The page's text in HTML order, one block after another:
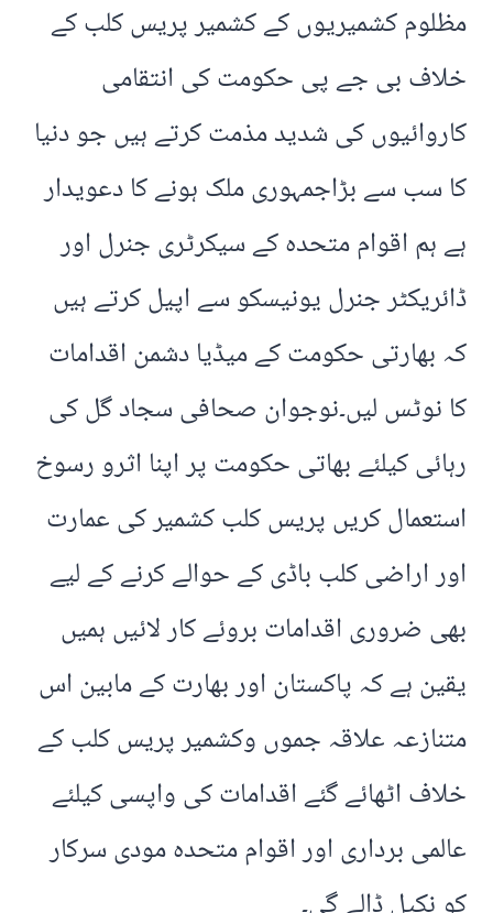
مظلوم کشمیریوں کے کشمیر پریس کلب کے
خلاف بی جے پی حکومت کی انتقامی
کاروائیوں کی شدید مذمت کرتے ہیں جو دنیا
کا سب سے بڑاجمہوری ملک ہونے کا دعویدار
ہے ہم اقوام متحدہ کے سیکرٹری جنرل اور
ڈائریکٹر جنرل یونیسکو سے اپیل کرتے ہیں
کہ بھارتی حکومت کے میڈیا دشمن اقدامات
کا نوٹس لیں۔نوجوان صحافی سجاد گل کی
رہائی کیلئے بھاتی حکومت پر اپنا اثرو رسوخ
استعمال کریں پریس کلب کشمیر کی عمارت
اور اراضی کلب باڈی کے حوالے کرنے کے لیے
بھی ضروری اقدامات بروئے کار لائیں ہمیں
یقین ہے کہ پاکستان اور بھارت کے مابین اس
متنازعہ علاقہ جموں وکشمیر پریس کلب کے
خلاف اٹھائے گئے اقدامات کی واپسی کیلئے
عالمی برداری اور اقوام متحدہ مودی سرکار